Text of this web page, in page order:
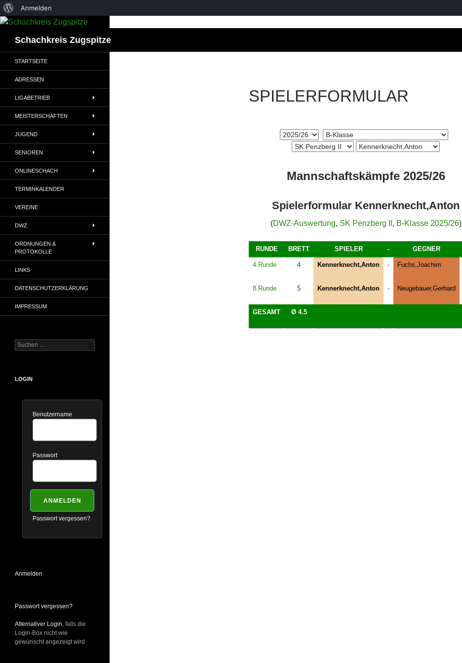
Über
WordPress
Anmelden
Zum
springenSchachkreis Zugspitze
SPIELERFORMULAR
Mannschaftskämpfe 2025/26
Spielerformular Kennerknecht,Anton
(DWZ-Auswertung, SK Penzberg II , B-Klasse 2025/26)
RUNDE BRETT SPIELER - GEGNER
4.Runde 4 Kennerknecht,Anton - Fuchs,Joachim
8.Runde 5 Kennerknecht,Anton - Neugebauer,Gerhard
GESAMT Ø 4.5
STARTSEITE
ADRESSEN
LIGABETRIEB
MEISTERSCHAFTEN
JUGEND
SENIOREN
ONLINESCHACH
TERMINKALENDER
VEREINE
DWZ
ORDNUNGEN &
PROTOKOLLE
LINKS
DATENSCHUTZERKLÄRUNG
IMPRESSUM
Suchen
nach:
LOGIN
Benutzername
Passwort
Passwort vergessen?
Anmelden
Passwort vergessen?
Alternativer Login , falls die
Login-Box nicht wie
gewünscht angezeigt wird